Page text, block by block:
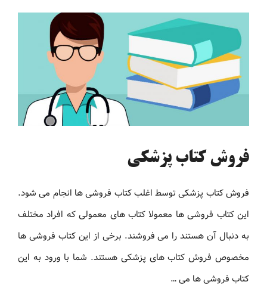
فروش کتاب پزشکی
فروش کتاب پزشکی توسط اغلب کتاب فروشی ها انجام می شود.
این کتاب فروشی ها معمولا کتاب های معمولی که افراد مختلف
به دنبال آن هستند را می فروشند. برخی از این کتاب فروشی ها
مخصوص فروش کتاب های پزشکی هستند. شما با ورود به این
کتاب فروشی ها می …